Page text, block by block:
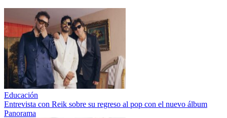
Educación
Entrevista con Reik sobre su regreso al pop con el nuevo álbum
Panorama